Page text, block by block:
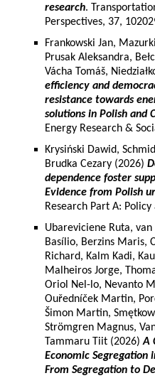
research.
Perspectives, 37,
Frankowski Jan,
Prusak Aleksandra,
Vácha Tomáš,
efficiency and
resistance towards
solutions in Polish and
Energy Research &
Krysiński Dawid,
Brudka Cezary (2026)
dependence foster
Evidence from Polish
Research Part A:
Ubareviciene Ruta,
Basílio, Berzins Maris,
Richard, Kalm Kadi,
Malheiros Jorge,
Oriol Nel-lo, Nevanto
Ouředníček Martin,
Šimon Martin,
Strömgren Magnus,
Tammaru Tiit (2026)A
Economic Segregation
From Segregation to